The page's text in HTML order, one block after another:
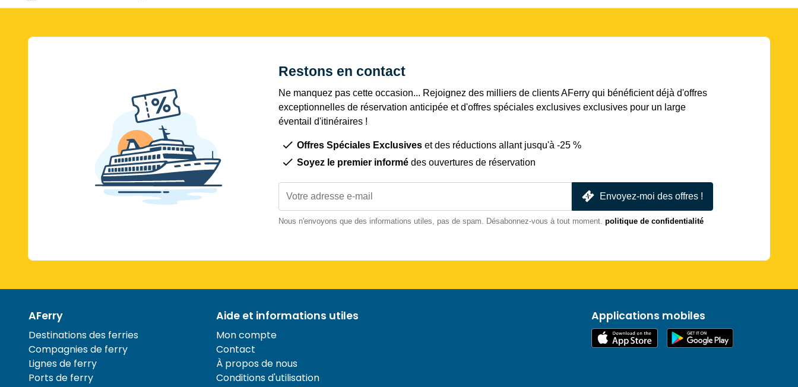
Restons en contact
Ne manquez pas cette occasion... Rejoignez des milliers de clients AFerry qui bénéficient déjà d'offres
exceptionnelles de réservation anticipée et d'offres spéciales exclusives exclusives pour un large
éventail d'itinéraires !
Offres Spéciales Exclusives et des réductions allant jusqu'à -25 %
Soyez le premier informé des ouvertures de réservation
Envoyez-moi des offres !
Nous n'envoyons que des informations utiles, pas de spam. Désabonnez-vous à tout moment. politique de confidentialité
AFerry
Destinations des ferries
Compagnies de ferry
Lignes de ferry
Ports de ferry
Aide et informations utiles
Mon compte
Contact
À propos de nous
Conditions d'utilisation
Applications mobiles